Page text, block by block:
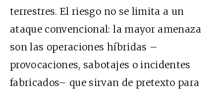
terrestres. El riesgo no se limita a un
ataque convencional: la mayor amenaza
son las operaciones híbridas –
provocaciones, sabotajes o incidentes
fabricados– que sirvan de pretexto para